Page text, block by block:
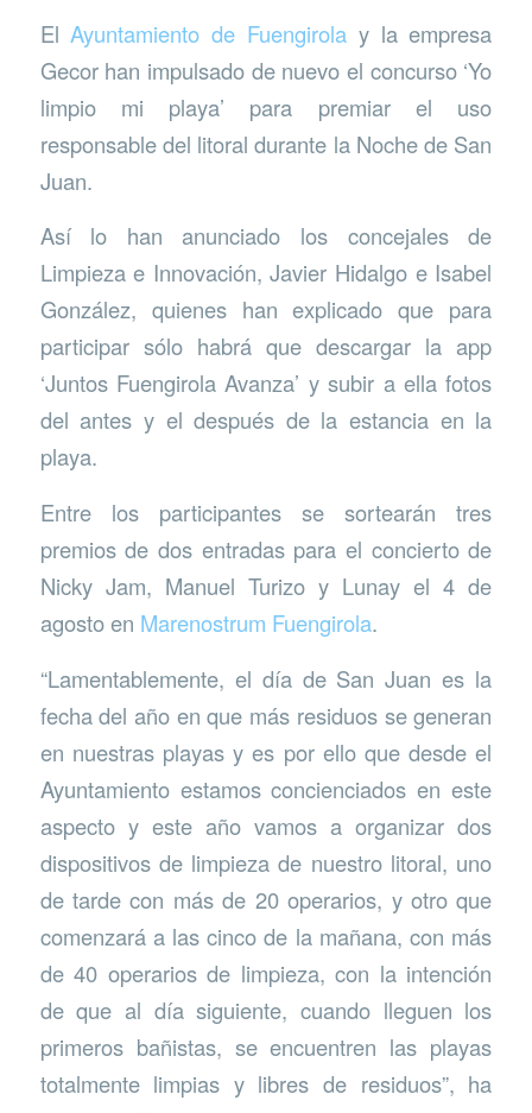
ElAyuntamiento de Fuengirola y la empresa
Gecor han impulsado de nuevo el concurso ‘Yo
limpio mi playa’ para premiar el uso
responsable del litoral durante la Noche de San
Juan.
Así lo han anunciado los concejales de
Limpieza e Innovación, Javier Hidalgo e Isabel
González, quienes han explicado que para
participar sólo habrá que descargar la app
‘Juntos Fuengirola Avanza’ y subir a ella fotos
del antes y el después de la estancia en la
playa.
Entre los participantes se sortearán tres
premios de dos entradas para el concierto de
Nicky Jam, Manuel Turizo y Lunay el 4 de
agosto en Marenostrum Fuengirola.
“Lamentablemente, el día de San Juan es la
fecha del año en que más residuos se generan
en nuestras playas y es por ello que desde el
Ayuntamiento estamos concienciados en este
aspecto y este año vamos a organizar dos
dispositivos de limpieza de nuestro litoral, uno
de tarde con más de 20 operarios, y otro que
comenzará a las cinco de la mañana, con más
de 40 operarios de limpieza, con la intención
de que al día siguiente, cuando lleguen los
primeros bañistas, se encuentren las playas
totalmente limpias y libres de residuos”, ha